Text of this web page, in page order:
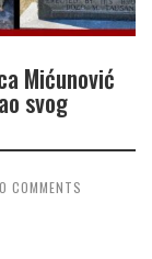
Mićunović
svog
COMMENTS